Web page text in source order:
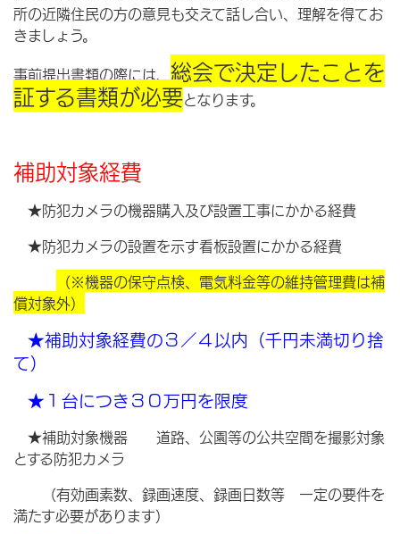
所の近隣住民の方の意見も交えて話し合い、理解を得てお
きましょう。
事前提出書類の際には、総会で決定したことを
証する書類が必要となります。
補助対象経費
★防犯カメラの機器購入及び設置工事にかかる経費
★防犯カメラの設置を示す看板設置にかかる経費
（※機器の保守点検、電気料金等の維持管理費は補
償対象外）
★補助対象経費の３／４以内（千円未満切り捨
て）
★１台につき３０万円を限度
★補助対象機器 道路、公園等の公共空間を撮影対象
とする防犯カメラ
（有効画素数、録画速度、録画日数等 一定の要件を
満たす必要があります）